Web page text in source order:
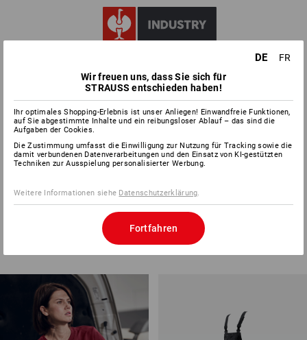
FÜR BESONDERE
ANSPRÜCHE
Herren Damen
alle Produkte
DE
FR
Wir freuen uns, dass Sie sich für
STRAUSS entschieden haben!
Ihr optimales Shopping-Erlebnis ist unser Anliegen! Einwandfreie Funktionen,
auf Sie abgestimmte Inhalte und ein reibungsloser Ablauf – das sind die
Aufgaben der Cookies.
Die Zustimmung umfasst die Einwilligung zur Nutzung für Tracking sowie die
damit verbundenen Datenverarbeitungen und den Einsatz von KI-gestützten
Techniken zur Ausspielung personalisierter Werbung.
Weitere Informationen siehe Datenschutzerklärung.
Fortfahren